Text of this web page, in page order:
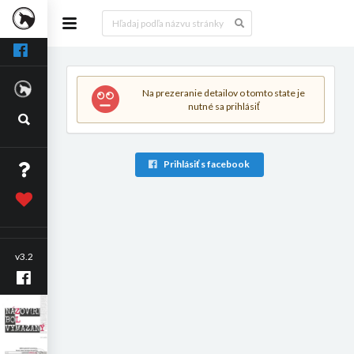
v3.2
Na prezeranie detailov o tomto state je
nutné sa prihlásiť
Prihlásiť s facebook